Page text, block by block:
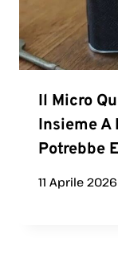
Il Micro
Insieme A
Potrebbe
11 Aprile 2026